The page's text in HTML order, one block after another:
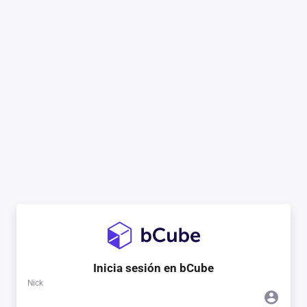
Inicia sesión en bCube
Nick
account_circle